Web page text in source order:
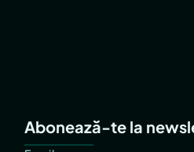
Abonează-te la